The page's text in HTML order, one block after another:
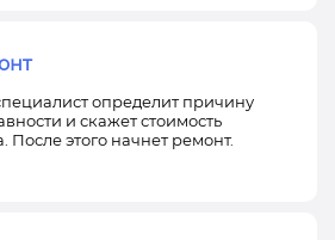
определит причину
и скажет стоимость
После этого начнет ремонт.